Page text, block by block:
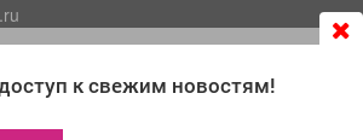
к свежим новостям!
файлов cookie, которые
работу сайта и сбора
качества сервисов.
93.4FM